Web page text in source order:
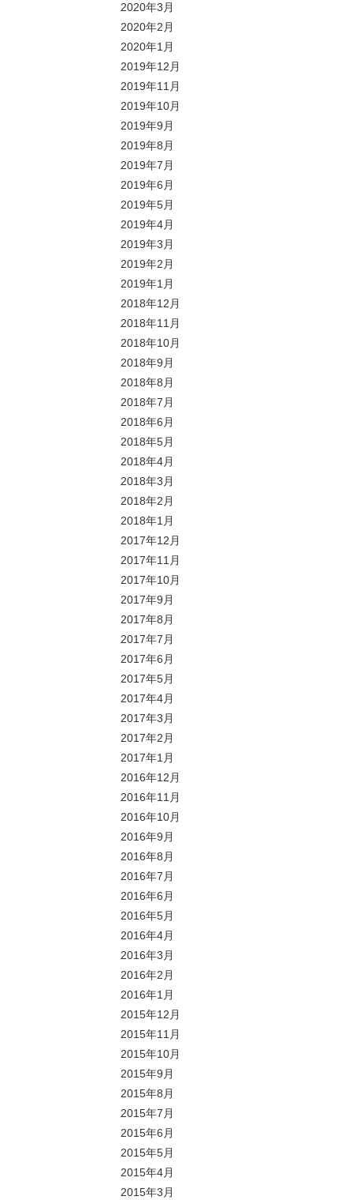
2020年3月
2020年2月
2020年1月
2019年12月
2019年11月
2019年10月
2019年9月
2019年8月
2019年7月
2019年6月
2019年5月
2019年4月
2019年3月
2019年2月
2019年1月
2018年12月
2018年11月
2018年10月
2018年9月
2018年8月
2018年7月
2018年6月
2018年5月
2018年4月
2018年3月
2018年2月
2018年1月
2017年12月
2017年11月
2017年10月
2017年9月
2017年8月
2017年7月
2017年6月
2017年5月
2017年4月
2017年3月
2017年2月
2017年1月
2016年12月
2016年11月
2016年10月
2016年9月
2016年8月
2016年7月
2016年6月
2016年5月
2016年4月
2016年3月
2016年2月
2016年1月
2015年12月
2015年11月
2015年10月
2015年9月
2015年8月
2015年7月
2015年6月
2015年5月
2015年4月
2015年3月